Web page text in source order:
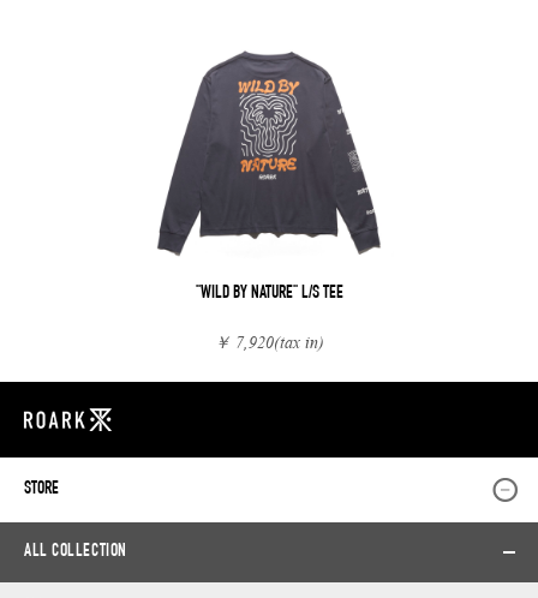
"WILD BY NATURE" L/S TEE
￥ 7,920(tax in)
STORE
ALL COLLECTION